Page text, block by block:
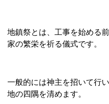
地鎮祭とは、工事を始める
家の繁栄を祈る儀式です。
一般的には神主を招いて行
地の四隅を清めます。